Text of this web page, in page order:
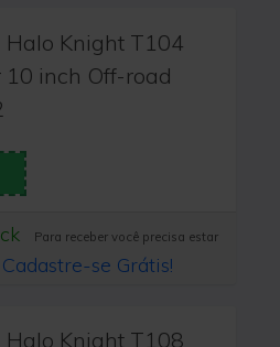
Halo Knight T104
10 inch Off-road
Para receber você precisa estar
Cadastre-se Grátis!
Halo Knight T108